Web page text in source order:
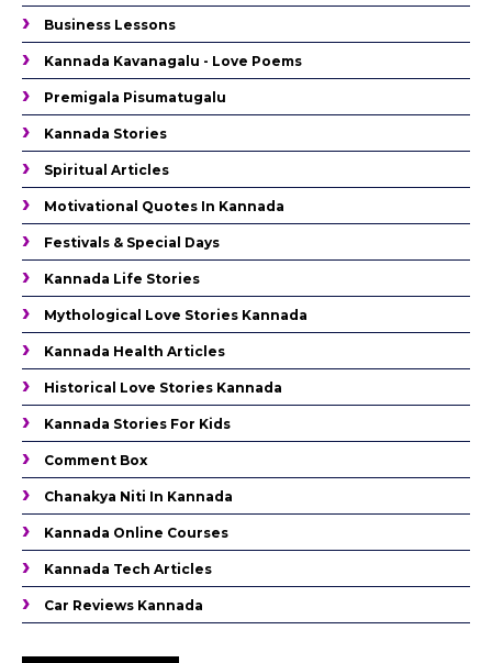
Business Lessons
Kannada Kavanagalu - Love Poems
Premigala Pisumatugalu
Kannada Stories
Spiritual Articles
Motivational Quotes In Kannada
Festivals & Special Days
Kannada Life Stories
Mythological Love Stories Kannada
Kannada Health Articles
Historical Love Stories Kannada
Kannada Stories For Kids
Comment Box
Chanakya Niti In Kannada
Kannada Online Courses
Kannada Tech Articles
Car Reviews Kannada